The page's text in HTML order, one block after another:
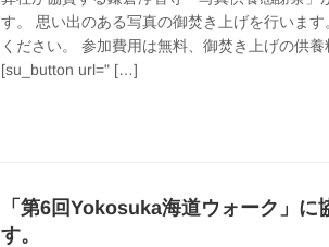
す。 思い出のある写真の御焚き上げを行いま
ください。 参加費用は無料、御焚き上げの供養
[su_button url=" […]
「第6回Yokosuka海道ウォーク」に
す。